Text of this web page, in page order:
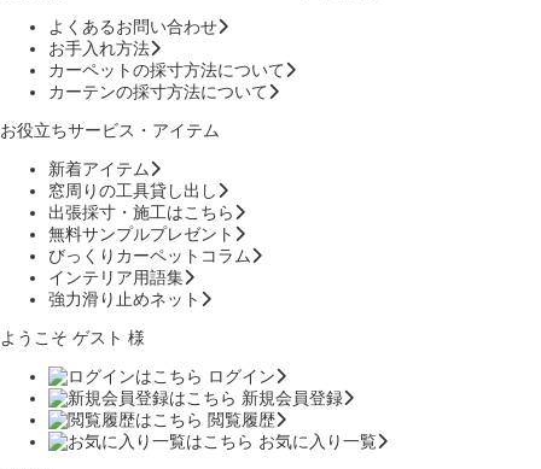
よくあるお問い合わせ
お手入れ方法
カーペットの採寸方法について
カーテンの採寸方法について
お役立ちサービス・アイテム
新着アイテム
窓周りの工具貸し出し
出張採寸・施工はこちら
無料サンプルプレゼント
びっくりカーペットコラム
インテリア用語集
強力滑り止めネット
ようこそ ゲスト 様
ログイン
新規会員登録
閲覧履歴
お気に入り一覧